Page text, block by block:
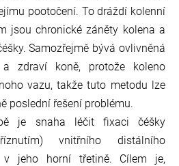
pootočení. To dráždí kolenní
jsou chronické záněty kolena a
Samozřejmě bývá ovlivněná
zdraví koně, protože koleno
vazu, takže tuto metodu lze
poslední řešení problému.
je snaha léčit fixaci čéšky
vnitřního distálního
v jeho horní třetině. Cílem je,